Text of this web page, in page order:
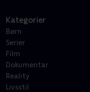
Kategorier
Børn
Serier
Film
Dokumentar
Reality
Livsstil